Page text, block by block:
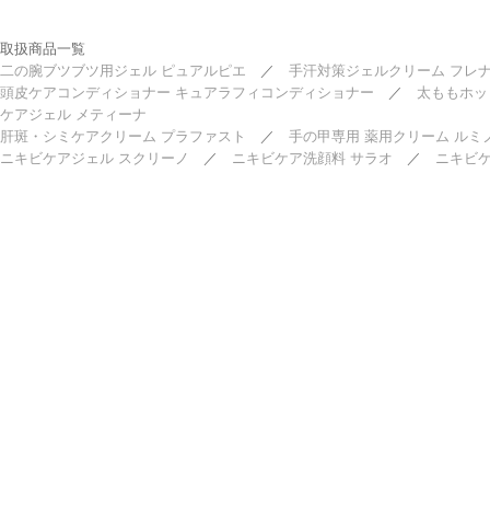
取扱商品一覧
二の腕ブツブツ用ジェル ピュアルピエ ／ 手汗対策ジェルクリーム フレ
頭皮ケアコンディショナー キュアラフィコンディショナー ／ 太ももホ
ケアジェル メティーナ
肝斑・シミケアクリーム プラファスト
／ 手の甲専用 薬用クリーム ルミ
ニキビケアジェル スクリーノ
／ ニキビケア洗顔料 サラオ ／ ニキビ